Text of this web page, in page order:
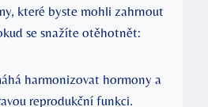
které byste mohli zahrnout
se snažíte otěhotnět:
harmonizovat hormony a
reprodukční funkci.